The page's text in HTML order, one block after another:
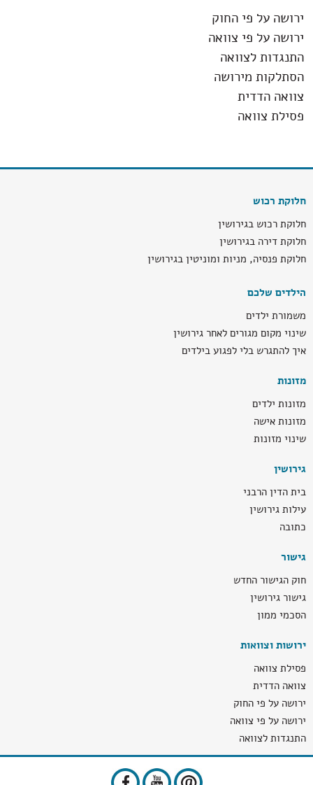
ירושה על פי החוק
ירושה על פי צוואה
התנגדות לצוואה
הסתלקות מירושה
צוואה הדדית
פסילת צוואה
חלוקת רכוש
חלוקת רכוש בגירושין
חלוקת דירה בגירושין
חלוקת פנסיה, מניות ומוניטין בגירושין
הילדים שלכם
משמורת ילדים
שינוי מקום מגורים לאחר גירושין
איך להתגרש בלי לפגוע בילדים
מזונות
מזונות ילדים
מזונות אישה
שינוי מזונות
גירושין
בית הדין הרבני
עילות גירושין
כתובה
גישור
חוק הגישור החדש
גישור גירושין
הסכמי ממון
ירושות וצוואות
פסילת צוואה
צוואה הדדית
ירושה על פי החוק
ירושה על פי צוואה
התנגדות לצוואה